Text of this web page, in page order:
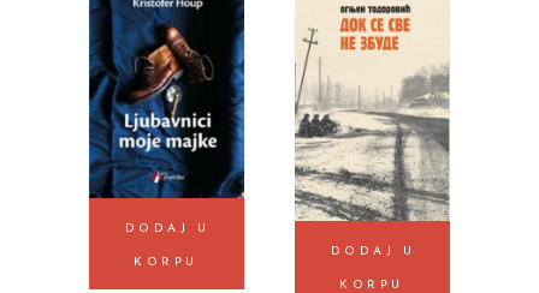
DODAJ U
KORPU
DODAJ U
KORPU